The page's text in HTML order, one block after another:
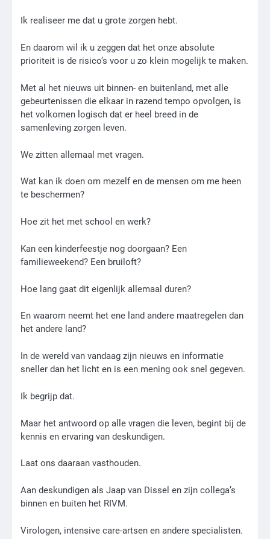
Ik realiseer me dat u grote zorgen hebt.
En daarom wil ik u zeggen dat het onze absolute
prioriteit is de risico’s voor u zo klein mogelijk te maken.
Met al het nieuws uit binnen- en buitenland, met alle
gebeurtenissen die elkaar in razend tempo opvolgen, is
het volkomen logisch dat er heel breed in de
samenleving zorgen leven.
We zitten allemaal met vragen.
Wat kan ik doen om mezelf en de mensen om me heen
te beschermen?
Hoe zit het met school en werk?
Kan een kinderfeestje nog doorgaan? Een
familieweekend? Een bruiloft?
Hoe lang gaat dit eigenlijk allemaal duren?
En waarom neemt het ene land andere maatregelen dan
het andere land?
In de wereld van vandaag zijn nieuws en informatie
sneller dan het licht en is een mening ook snel gegeven.
Ik begrijp dat.
Maar het antwoord op alle vragen die leven, begint bij de
kennis en ervaring van deskundigen.
Laat ons daaraan vasthouden.
Aan deskundigen als Jaap van Dissel en zijn collega’s
binnen en buiten het RIVM.
Virologen, intensive care-artsen en andere specialisten.